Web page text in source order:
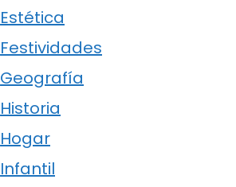
Estética
Festividades
Geografía
Historia
Hogar
Infantil